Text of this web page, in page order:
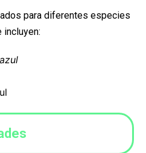
para diferentes especies
incluyen: